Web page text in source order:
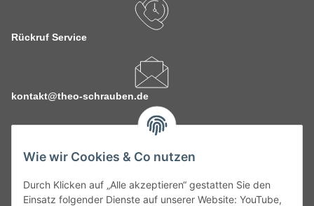
Wie wir Cookies & Co nutzen
Durch Klicken auf „Alle akzeptieren“ gestatten Sie den
Einsatz folgender Dienste auf unserer Website: YouTube,
Rückruf Service
kontakt@theo-schrauben.de
Service